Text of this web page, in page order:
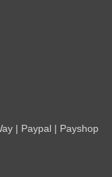
| Paypal | Payshop